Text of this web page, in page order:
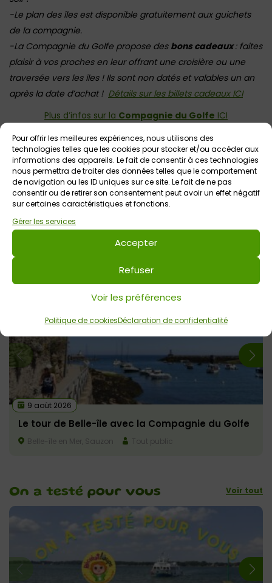
Pour offrir les meilleures expériences, nous utilisons des
technologies telles que les cookies pour stocker et/ou accéder aux
informations des appareils. Le fait de consentir à ces technologies
nous permettra de traiter des données telles que le comportement
de navigation ou les ID uniques sur ce site. Le fait de ne pas
consentir ou de retirer son consentement peut avoir un effet négatif
sur certaines caractéristiques et fonctions.
Gérer les services
Accepter
Refuser
Voir les préférences
Politique de cookiesDéclaration de confidentialité
-Le plan des îles est disponible gratuitement aux guichets
de la compagnie.
-La Compagnie du Golfe propose des bons cadeaux: faites
plaisir à vos proches en leur offrant une croisière ou une
traversée vers les îles ! Ils sont non datés et valables un an
après la date d’achat ! Détails sur les billets cadeaux ICI
Plus d’infos sur la Compagnie du Golfe ICI
L'info des pros
Il est possible de privatiser les navires pour un
événement, un groupe, ou encore une sortie
particulière. Il est également possible de fêter un
anniversaire sur le bateau.Modalités et tarifs sur
demande par mail à contact@compagnie-du-golfe.fr
à venir
9 août 2026
Le tour de Belle-île avec la Compagnie du Golfe
Belle-île en Mer, Sauzon Tout public
On a testé pour vous Voir tout